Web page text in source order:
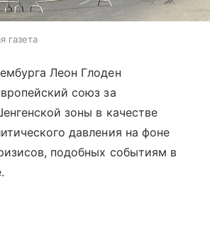
газета
Леон Глоден
союз за
зоны в качестве
давления на фоне
подобных событиям в